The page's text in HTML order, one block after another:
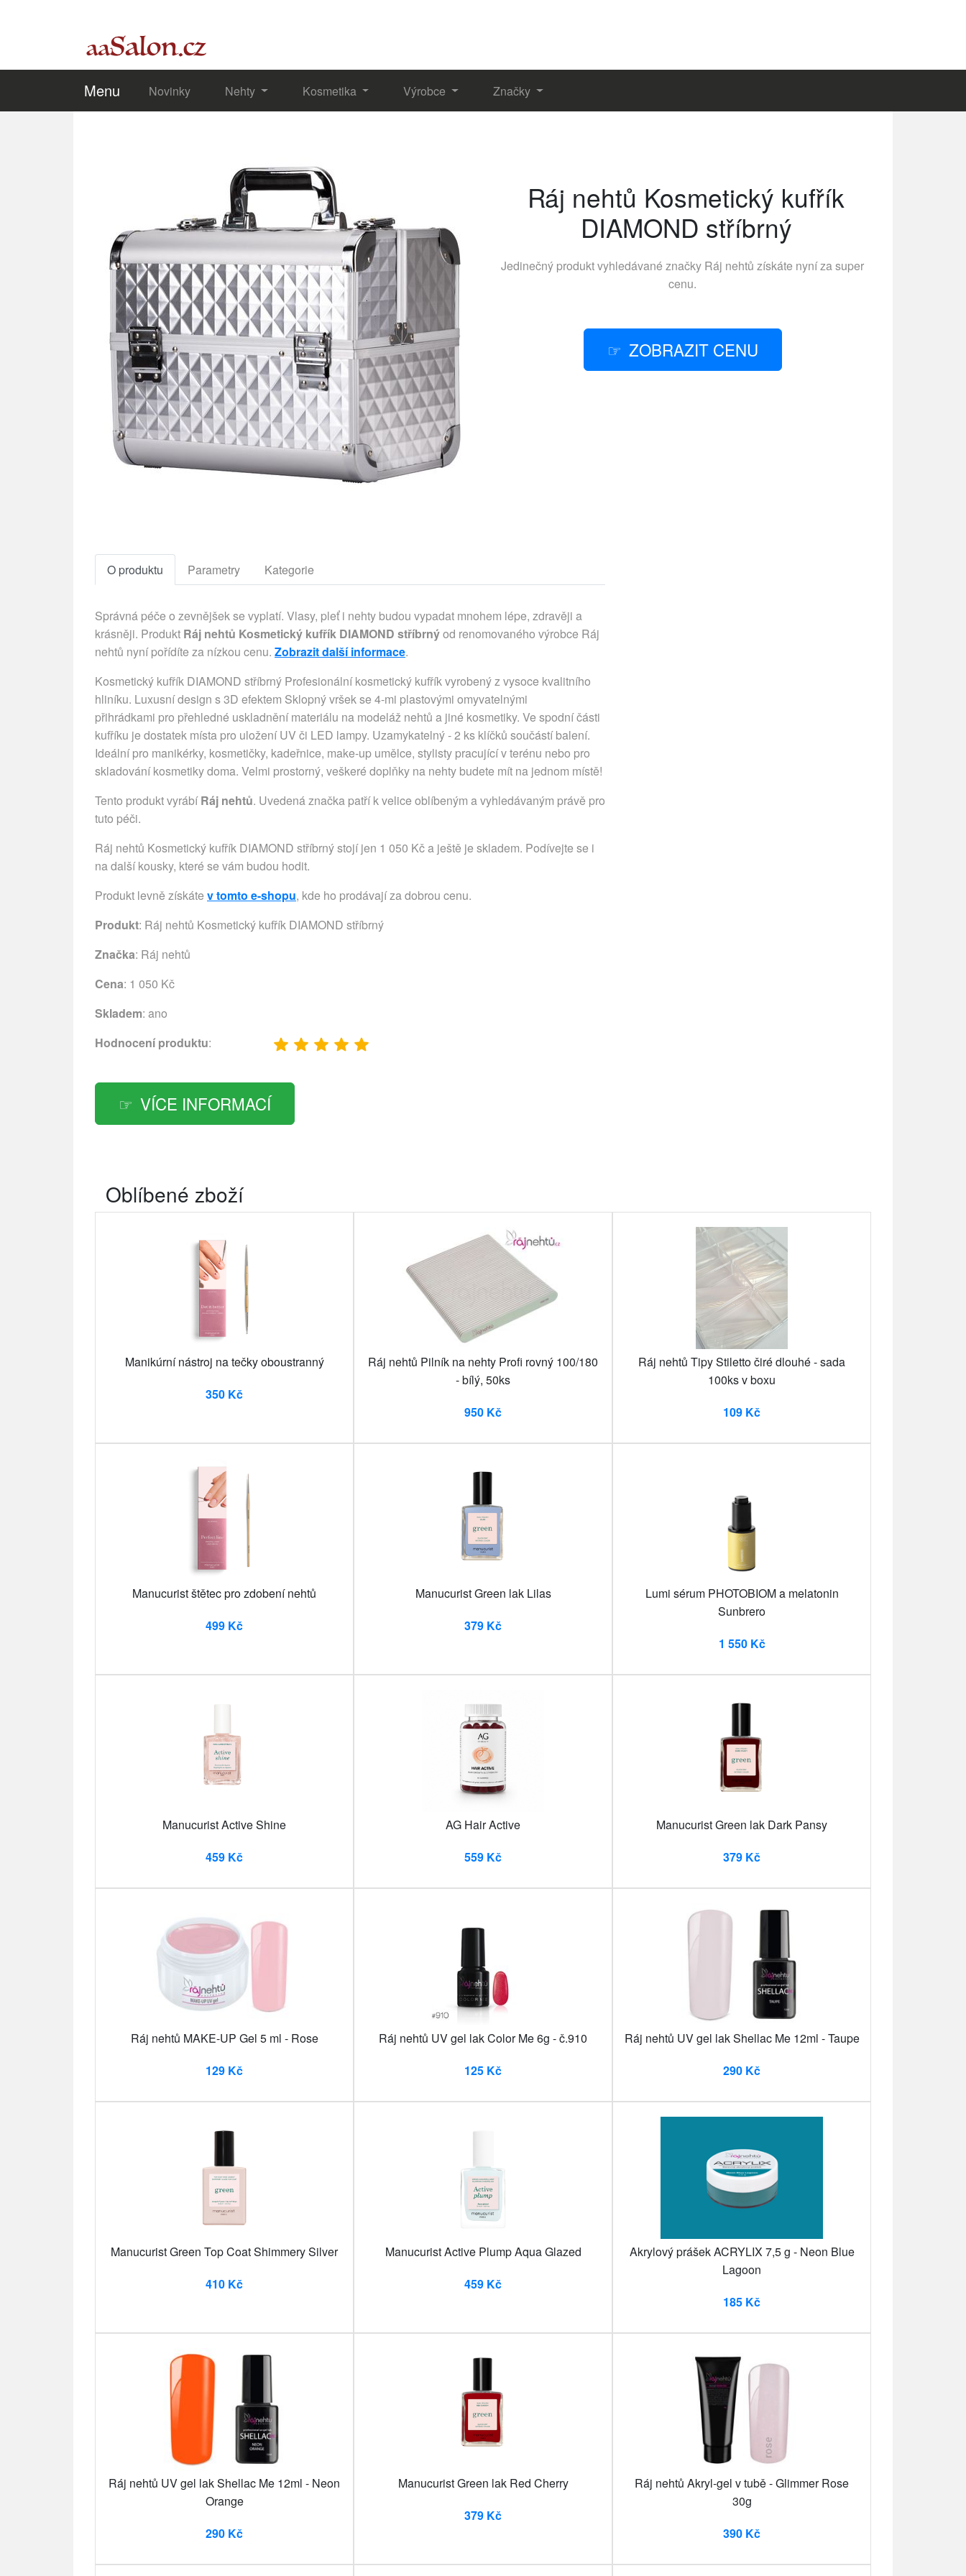
Menu Novinky Nehty Kosmetika Výrobce Značky
Ráj nehtů Kosmetický kufřík
DIAMOND stříbrný
Jedinečný produkt vyhledávané značky Ráj nehtů získáte nyní za super
cenu.
ZOBRAZIT CENU
O produktu Parametry Kategorie
Správná péče o zevnějšek se vyplatí. Vlasy, pleť i nehty budou vypadat mnohem lépe, zdravěji a
krásněji. Produkt Ráj nehtů Kosmetický kufřík DIAMOND stříbrnýod renomovaného výrobce Ráj
nehtů nyní pořídíte za nízkou cenu. Zobrazit další informace.
Kosmetický kufřík DIAMOND stříbrný Profesionální kosmetický kufřík vyrobený z vysoce kvalitního
hliníku. Luxusní design s 3D efektem Sklopný vršek se 4-mi plastovými omyvatelnými
přihrádkami pro přehledné uskladnění materiálu na modeláž nehtů a jiné kosmetiky. Ve spodní části
kufříku je dostatek místa pro uložení UV či LED lampy. Uzamykatelný - 2 ks klíčků součástí balení.
Ideální pro manikérky, kosmetičky, kadeřnice, make-up umělce, stylisty pracující v terénu nebo pro
skladování kosmetiky doma. Velmi prostorný, veškeré doplňky na nehty budete mít na jednom místě!
Tento produkt vyrábíRáj nehtů. Uvedená značka patří k velice oblíbeným a vyhledávaným právě pro
tuto péči.
Ráj nehtů Kosmetický kufřík DIAMOND stříbrný stojí jen 1 050 Kč a ještě je skladem. Podívejte se i
na další kousky, které se vám budou hodit.
Produkt levně získáte v tomto e-shopu, kde ho prodávají za dobrou cenu.
Produkt: Ráj nehtů Kosmetický kufřík DIAMOND stříbrný
Značka: Ráj nehtů
Cena: 1 050 Kč
Skladem: ano
Hodnocení produktu:
VÍCE INFORMACÍ
Oblíbené zboží
Manikúrní nástroj na tečky oboustranný
350 Kč
Ráj nehtů Pilník na nehty Profi rovný 100/180
- bílý, 50ks
950 Kč
Ráj nehtů Tipy Stiletto čiré dlouhé - sada
100ks v boxu
109 Kč
Manucurist štětec pro zdobení nehtů
499 Kč
Manucurist Green lak Lilas
379 Kč
Lumi sérum PHOTOBIOM a melatonin
Sunbrero
1 550 Kč
Manucurist Active Shine
459 Kč
AG Hair Active
559 Kč
Manucurist Green lak Dark Pansy
379 Kč
Ráj nehtů MAKE-UP Gel 5 ml - Rose
129 Kč
Ráj nehtů UV gel lak Color Me 6g - č.910
125 Kč
Ráj nehtů UV gel lak Shellac Me 12ml - Taupe
290 Kč
Manucurist Green Top Coat Shimmery Silver
410 Kč
Manucurist Active Plump Aqua Glazed
459 Kč
Akrylový prášek ACRYLIX 7,5 g - Neon Blue
Lagoon
185 Kč
Ráj nehtů UV gel lak Shellac Me 12ml - Neon
Orange
290 Kč
Manucurist Green lak Red Cherry
379 Kč
Ráj nehtů Akryl-gel v tubě - Glimmer Rose
30g
390 Kč